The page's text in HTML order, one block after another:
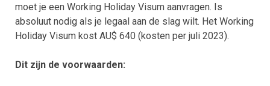
moet je een Working Holiday Visum aanvragen. Is
absoluut nodig als je legaal aan de slag wilt. Het Working
Holiday Visum kost AU$ 640 (kosten per juli 2023).
Dit zijn de voorwaarden: